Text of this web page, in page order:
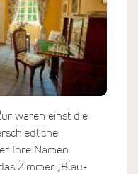
waren einst die
Ihre Namen
Zimmer „Blau-